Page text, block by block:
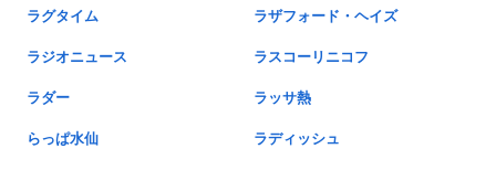
ラグタイム ラザフォード・ヘイズ
ラジオニュース ラスコーリニコフ
ラダー ラッサ熱
らっぱ水仙 ラディッシュ